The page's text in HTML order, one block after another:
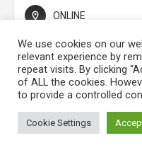
ONLINE
We use cookies on our
relevant experience by
repeat visits. By clicking
of ALL the cookies.
to provide a controlled
Cookie Settings